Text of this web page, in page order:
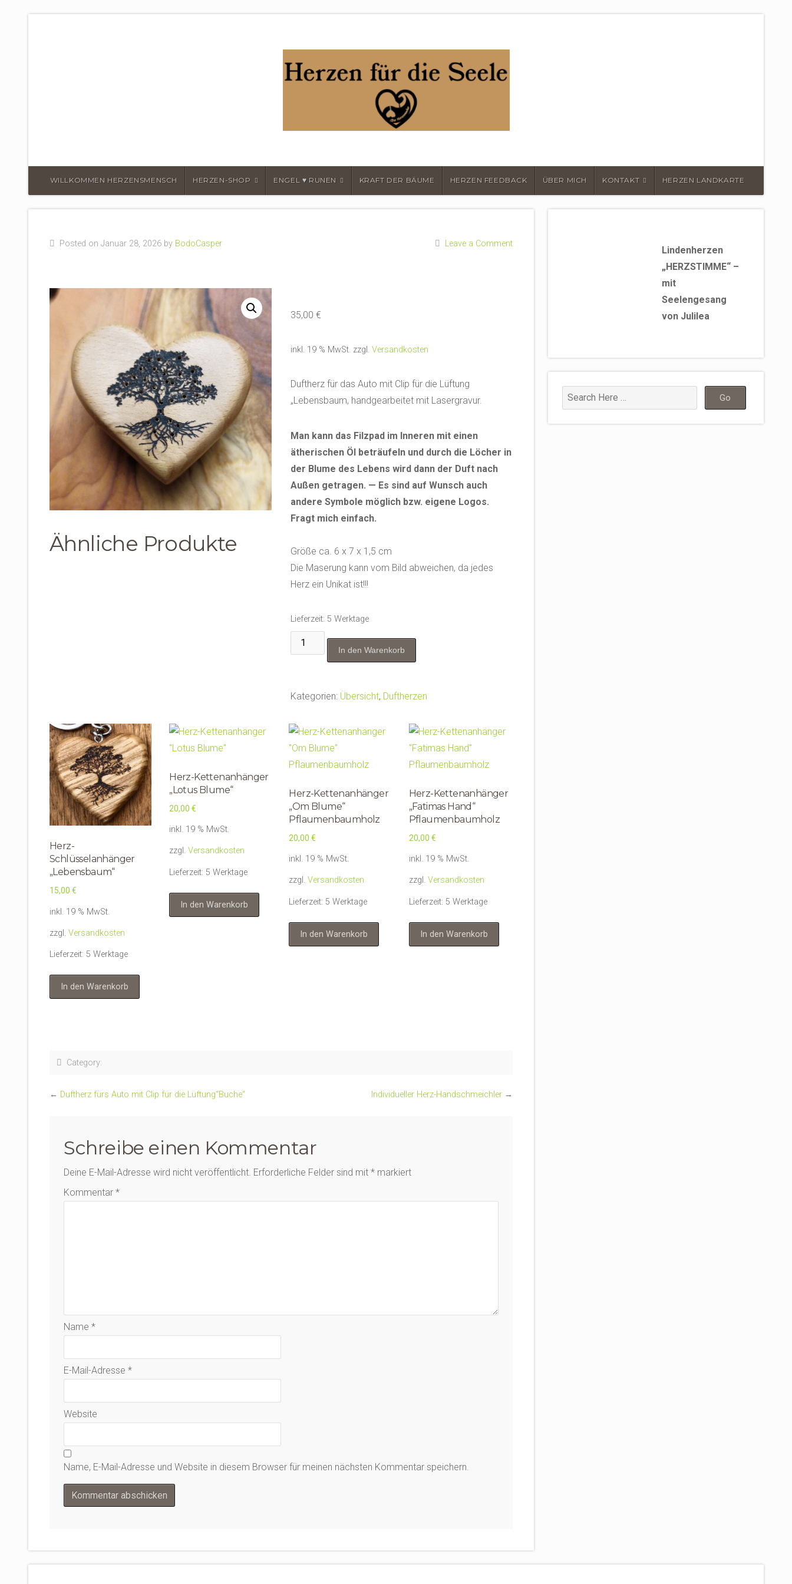
WILLKOMMEN HERZENSMENSCH HERZEN-SHOP ENGEL ♥ RUNEN KRAFT DER BÄUME HERZEN FEEDBACK ÜBER MICH KONTAKT HERZEN LANDKARTE
Posted on Januar 28, 2026 by BodoCasper Leave a Comment
35,00 €
inkl. 19 % MwSt. zzgl. Versandkosten
Duftherz für das Auto mit Clip für die Lüftung
„Lebensbaum, handgearbeitet mit Lasergravur.
Man kann das Filzpad im Inneren mit einen
ätherischen Öl beträufeln und durch die Löcher in
der Blume des Lebens wird dann der Duft nach
Außen getragen. — Es sind auf Wunsch auch
andere Symbole möglich bzw. eigene Logos.
Fragt mich einfach.
Größe ca. 6 x 7 x 1,5 cm
Die Maserung kann vom Bild abweichen, da jedes
Herz ein Unikat ist!!!
Lieferzeit: 5 Werktage
Duftherz
fürs
für
die
Lüftung"Lebensbaum"
Buche
Menge
In den Warenkorb
Kategorien: Übersicht, Duftherzen
Ähnliche Produkte
Herz-
Schlüsselanhänger
„Lebensbaum“
15,00 €
inkl. 19 % MwSt.
zzgl. Versandkosten
Lieferzeit: 5 Werktage
In den Warenkorb
Herz-Kettenanhänger
„Lotus Blume“
20,00€
inkl. 19 % MwSt.
zzgl.Versandkosten
Lieferzeit: 5 Werktage
In den Warenkorb
Herz-Kettenanhänger
„Om Blume“
Pflaumenbaumholz
20,00€
inkl. 19 % MwSt.
zzgl.Versandkosten
Lieferzeit: 5 Werktage
In den Warenkorb
Herz-Kettenanhänger
„Fatimas Hand“
Pflaumenbaumholz
20,00 €
inkl. 19 % MwSt.
zzgl. Versandkosten
Lieferzeit: 5 Werktage
In den Warenkorb
Category:
← Duftherz fürs Auto mit Clip für die Lüftung“Buche“ Individueller Herz-Handschmeichler →
Schreibe einen Kommentar
Deine E-Mail-Adresse wird nicht veröffentlicht. Erforderliche Felder sind mit * markiert
Kommentar *
Name *
E-Mail-Adresse *
Website
Name, E-Mail-Adresse und Website in diesem Browser für meinen nächsten Kommentar speichern.
Lindenherzen
„HERZSTIMME“ –
mit
Seelengesang
von Julilea